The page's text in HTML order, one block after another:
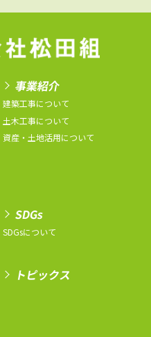
事業紹介
建築工事について
土木工事について
資産・土地活用について
SDGs
SDGsについて
トピックス